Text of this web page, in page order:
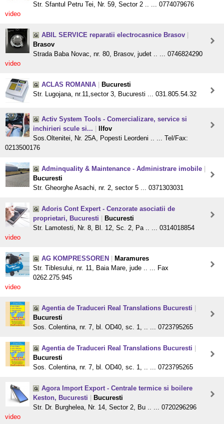
Str. Sfantul Petru Tei, Nr. 59, Sector 2 .. ... 0774079676
video
ABIL SERVICE reparatii electrocasnice Brasov
Brasov
Strada Baba Novac, nr. 80, Brasov, judet .. ... 0746824290
video
ACLAS ROMANIA
Bucuresti
Str. Lugojana, nr.11,sector 3, Bucuresti ... 031.805.54.32
Activ System Tools - Comercializare, service si
inchirieri scule si...
Ilfov
Sos.Oltenitei, Nr. 25A, Popesti Leordeni .. ... Tel/Fax:
0213500176
Adminquality & Maintenance - Administrare imobile
Bucuresti
Str. Gheorghe Asachi, nr. 2, sector 5 ... 0371303031
Adoris Cont Expert - Cenzorate asociatii de
proprietari, Bucuresti
Bucuresti
Str. Lamotesti, Nr. 8, Bl. 12, Sc. 2, Pa .. ... 0314018854
video
AG KOMPRESSOREN
Maramures
Str. Tiblesului, nr. 11, Baia Mare, jude .. ... Fax
0262.275.945
video
Agentia de Traduceri Real Translations Bucuresti
Bucuresti
Sos. Colentina, nr. 7, bl. OD40, sc. 1, .. ... 0723795265
Agentia de Traduceri Real Translations Bucuresti
Bucuresti
Sos. Colentina, nr. 7, bl. OD40, sc. 1, .. ... 0723795265
Agora Import Export - Centrale termice si boilere
Keston, Bucuresti
Bucuresti
Str. Dr. Burghelea, Nr. 14, Sector 2, Bu .. ... 0720296296
video